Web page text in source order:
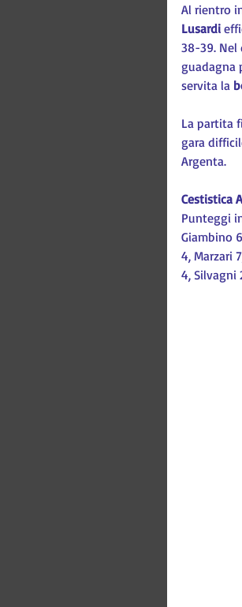
Al rientro
Lusardi
38-39.
guadagna
servita la
La partita
gara
Argenta.
Cestistica
Punteggi
Giambino
4, Marzari
4, Silvagni